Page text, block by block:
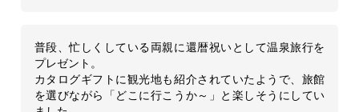
普段、忙しくしている両親に還暦祝いとして温泉旅行を
プレゼント。
カタログギフトに観光地も紹介されていたようで、旅館
を選びながら「どこに行こうか～」と楽しそうにしてい